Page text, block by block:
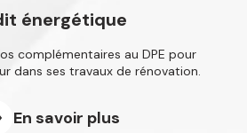
énergétique
complémentaires au DPE pour
dans ses travaux de rénovation.
En savoir plus